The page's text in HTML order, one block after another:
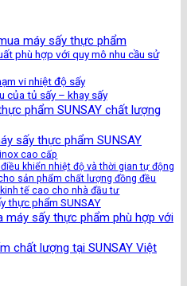
máy sấy thực phẩm
phù hợp với quy mô nhu cầu sử
vi nhiệt độ sấy
của tủ sấy – khay sấy
phẩm SUNSAY chất lượng
sấy thực phẩm SUNSAY
cao cấp
khiển nhiệt độ và thời gian tự động
sản phẩm chất lượng đồng đều
tế cao cho nhà đầu tư
thực phẩm SUNSAY
máy sấy thực phẩm phù hợp với
chất lượng tại SUNSAY Việt